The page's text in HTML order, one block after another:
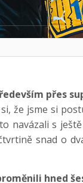
přes
že jsme si
s
snad o
hned